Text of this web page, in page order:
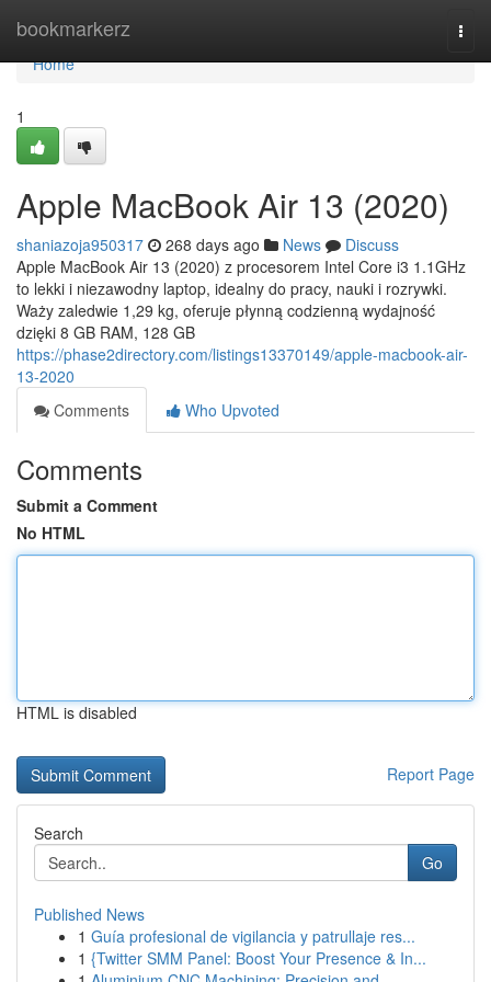
bookmarkerz
Home
Home
1
Apple MacBook Air 13 (2020)
shaniazoja950317 268 days ago News
Discuss
Apple MacBook Air 13 (2020) z procesorem Intel Core i3 1.1GHz
to lekki i niezawodny laptop, idealny do pracy, nauki i rozrywki.
Waży zaledwie 1,29 kg, oferuje płynną codzienną wydajność
dzięki 8 GB RAM, 128 GB
https://phase2directory.com/listings13370149/apple-macbook-air-
13-2020
Comments
Who Upvoted
Comments
Submit a Comment
No HTML
HTML is disabled
Report Page
Search
Go
Published News
1 Guía profesional de vigilancia y patrullaje res...
1 {Twitter SMM Panel: Boost Your Presence & In...